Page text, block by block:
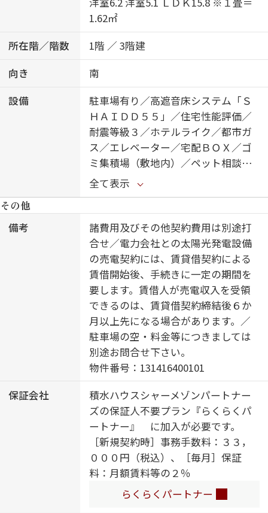
1.62㎡
所在階／階数
1階 ／ 3階建
向き
南
設備
駐車場有り／高遮音床システム「Ｓ
ＨＡＩＤＤ５５」／住宅性能評価／
耐震等級３／ホテルライク／都市ガ
ス／エレベーター／宅配ＢＯＸ／ゴ
ミ集積場（敷地内）／ペット相談可
（犬・猫可）／駐輪場（屋根付き）
／オートロック／防犯カメラ／ＢＳ
／ＣＡＴＶ（都市型）／シャーメゾ
ンガーデンズ／ＬＧＢＴＱフレンド
リー／角部屋／フローリング／雨戸
（電動シャッタータイプ）／モニタ
付ドアホン／全身ミラー／ダウンラ
イト／インターネット無料（Ｗｉ－
Ｆｉ対応）／防犯ガラス（合せガラ
ス）／ＩＯＴ対応／給湯箇所（浴
室・台所・洗面所）／エコジョーズ
／給湯器（追焚機能付）／太陽光発
電／ＺＥＨ（ネット・ゼロ・エネル
ギー・ハウス）／建築物省エネ性能
表示制度（ＢＥＬＳ）／浴室乾燥機
（暖房乾燥）／シャワー／ユニット
バス１３１８／洗濯機置場（室内）
／洗髪洗面化粧台／室内物干し／対
面キッチン／ＩＨクッキングヒータ
ー／３口コンロ／乾燥機付食器洗浄
機付／トイレ（洗浄機能付便座）／
全て表示
その他
備考
諸費用及びその他契約費用は別途打
合せ／電力会社との太陽光発電設備
の売電契約には、賃貸借契約による
賃借開始後、手続きに一定の期間を
要します。賃借人が売電収入を受領
できるのは、賃貸借契約締結後６か
月以上先になる場合があります。／
駐車場の空・料金等につきましては
別途お問合せ下さい。
物件番号：131416400101
保証会社
積水ハウスシャーメゾンパートナー
ズの保証人不要プラン『らくらくパ
ートナー』 に加入が必要です。
［新規契約時］事務手数料：３３，
０００円（税込）、［毎月］保証
料：月額賃料等の２％
らくらくパートナー